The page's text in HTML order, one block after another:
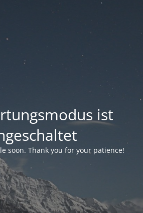
ist
soon. Thank you for your patience!